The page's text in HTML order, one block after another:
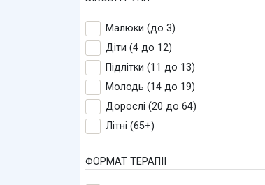
Малюки (до 3)
Діти (4 до 12)
Підлітки (11 до 13)
Молодь (14 до 19)
Дорослі (20 до 64)
Літні (65+)
ФОРМАТ ТЕРАПІЇ